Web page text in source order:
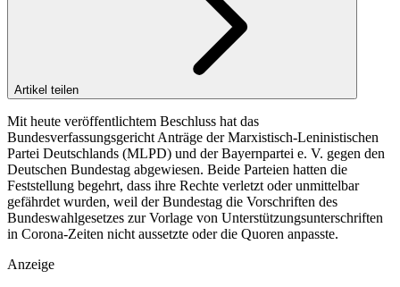
Artikel teilen
Mit heute veröffentlichtem Beschluss hat das
Bundesverfassungsgericht Anträge der Marxistisch-Leninistischen
Partei Deutschlands (MLPD) und der Bayernpartei e. V. gegen den
Deutschen Bundestag abgewiesen. Beide Parteien hatten die
Feststellung begehrt, dass ihre Rechte verletzt oder unmittelbar
gefährdet wurden, weil der Bundestag die Vorschriften des
Bundeswahlgesetzes zur Vorlage von Unterstützungsunterschriften
in Corona-Zeiten nicht aussetzte oder die Quoren anpasste.
Anzeige